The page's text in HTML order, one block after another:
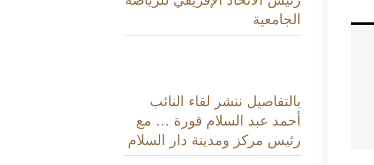
الجامعية
بالتفاصيل ننشر لقاء النائب
أحمد عبد السلام قورة … مع
رئيس مركز ومدينة دار السلام